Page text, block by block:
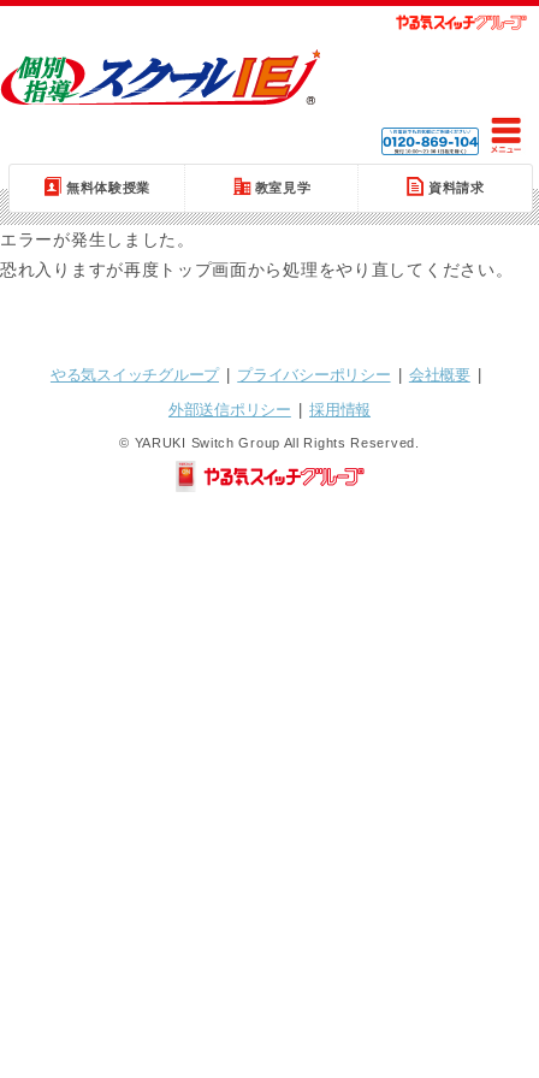
無料体験授業 教室見学 資料請求
エラーが発生しました。
恐れ入りますが再度トップ画面から処理をやり直してください。
やる気スイッチグループ プライバシーポリシー 会社概要
外部送信ポリシー
採用情報
© YARUKI Switch Group All Rights Reserved.